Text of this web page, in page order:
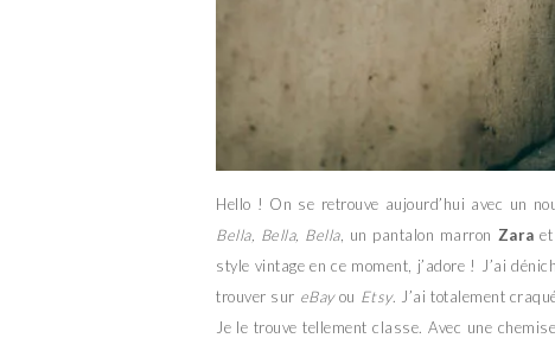
Hello ! On se retrouve aujourd’hui avec un
Bella, Bella, Bella, un pantalon marron Zara
style vintage en ce moment, j’adore ! J’ai
trouver sur eBayou Etsy. J’ai totalement
Je le trouve tellement classe. Avec une